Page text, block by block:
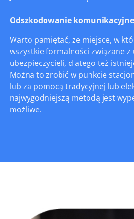
Odszkodowanie komunikacyjne
Warto pamiętać, że miejsce, w
wszystkie formalności związane
ubezpieczycieli, dlatego też
Można to zrobić w punkcie
lub za pomocą tradycyjnej lub
najwygodniejszą metodą jest
możliwe.